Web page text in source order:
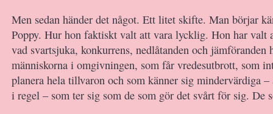
Men sedan händer det något. Ett litet skifte. Man börjar
Poppy. Hur hon faktiskt valt att vara lycklig. Hon har valt
vad svartsjuka, konkurrens, nedlåtanden och jämföranden
människorna i omgivningen, som får vredesutbrott, som
planera hela tillvaron och som känner sig mindervärdiga
i regel – som ter sig som de som gör det svårt för sig. De